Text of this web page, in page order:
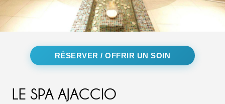
RÉSERVER / OFFRIR UN SOIN
LE SPA AJACCIO